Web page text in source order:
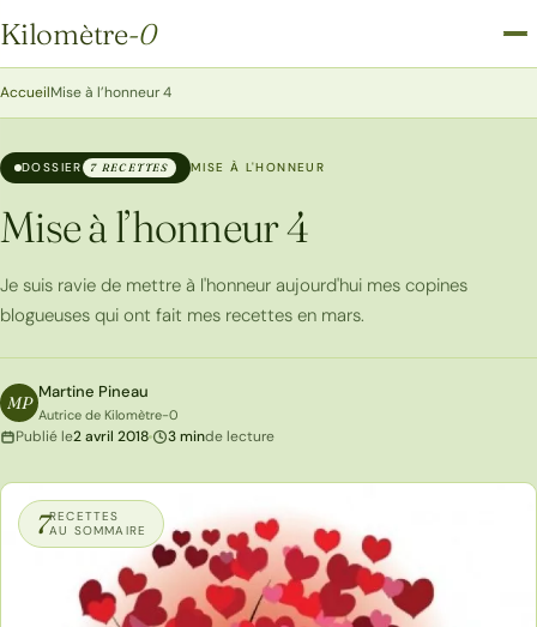
Kilomètre-0
Kilomètre-0
AccueilMise à l’honneur 4
DOSSIER 7 RECETTES MISE À L'HONNEUR
Mise à l’honneur 4
Je suis ravie de mettre à l'honneur aujourd'hui mes copines
blogueuses qui ont fait mes recettes en mars.
MP
Martine Pineau
Autrice de Kilomètre-0
Publié le2 avril 2018 3 minde lecture
7RECETTES
AU SOMMAIRE